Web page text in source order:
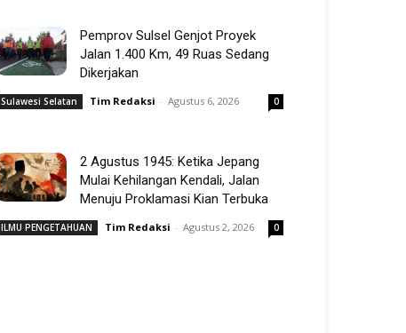
Pemprov Sulsel Genjot Proyek
Jalan 1.400 Km, 49 Ruas Sedang
Dikerjakan
Sulawesi Selatan Tim Redaksi - Agustus 6, 2026 0
2 Agustus 1945: Ketika Jepang
Mulai Kehilangan Kendali, Jalan
Menuju Proklamasi Kian Terbuka
ILMU PENGETAHUAN Tim Redaksi - Agustus 2, 2026 0